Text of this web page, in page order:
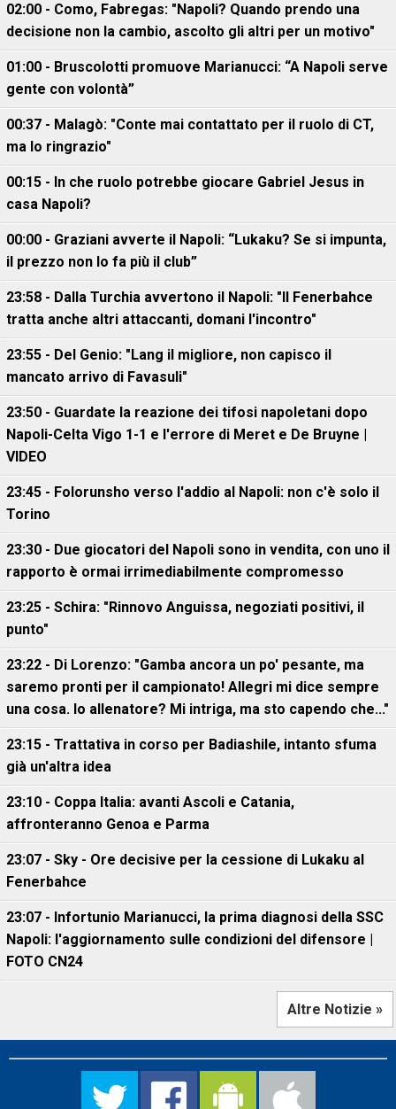
02:00 - Como, Fabregas: "Napoli? Quando prendo una
decisione non la cambio, ascolto gli altri per un motivo"
01:00 - Bruscolotti promuove Marianucci: “A Napoli serve
gente con volontà”
00:37 - Malagò: "Conte mai contattato per il ruolo di CT,
ma lo ringrazio"
00:15 - In che ruolo potrebbe giocare Gabriel Jesus in
casa Napoli?
00:00 - Graziani avverte il Napoli: “Lukaku? Se si impunta,
il prezzo non lo fa più il club”
23:58 - Dalla Turchia avvertono il Napoli: "Il Fenerbahce
tratta anche altri attaccanti, domani l'incontro"
23:55 - Del Genio: "Lang il migliore, non capisco il
mancato arrivo di Favasuli"
23:50 - Guardate la reazione dei tifosi napoletani dopo
Napoli-Celta Vigo 1-1 e l'errore di Meret e De Bruyne |
VIDEO
23:45 - Folorunsho verso l'addio al Napoli: non c'è solo il
Torino
23:30 - Due giocatori del Napoli sono in vendita, con uno il
rapporto è ormai irrimediabilmente compromesso
23:25 - Schira: "Rinnovo Anguissa, negoziati positivi, il
punto"
23:22 - Di Lorenzo: "Gamba ancora un po' pesante, ma
saremo pronti per il campionato! Allegri mi dice sempre
una cosa. Io allenatore? Mi intriga, ma sto capendo che..."
23:15 - Trattativa in corso per Badiashile, intanto sfuma
già un'altra idea
23:10 - Coppa Italia: avanti Ascoli e Catania,
affronteranno Genoa e Parma
23:07 - Sky - Ore decisive per la cessione di Lukaku al
Fenerbahce
23:07 - Infortunio Marianucci, la prima diagnosi della SSC
Napoli: l'aggiornamento sulle condizioni del difensore |
FOTO CN24
Altre Notizie »